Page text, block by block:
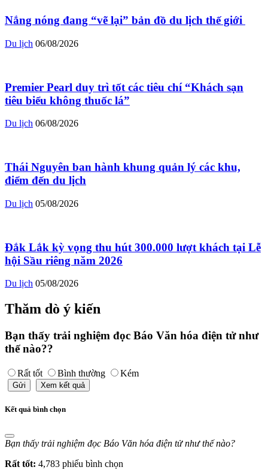
Nắng nóng đang “vẽ lại” bản đồ du lịch thế giới ​
Du lịch 06/08/2026
Premier Pearl duy trì tốt các tiêu chí “Khách sạn
tiêu biểu không thuốc lá”
Du lịch 06/08/2026
Thái Nguyên ban hành khung quản lý các khu,
điểm đến du lịch
Du lịch 05/08/2026
Đắk Lắk kỳ vọng thu hút 300.000 lượt khách tại Lễ
hội Sầu riêng năm 2026
Du lịch 05/08/2026
Thăm dò ý kiến
Bạn thấy trải nghiệm đọc Báo Văn hóa điện tử như
thế nào??
Rất tốt Bình thường Kém
Gửi Xem kết quả
Kết quả bình chọn
Bạn thấy trải nghiệm đọc Báo Văn hóa điện tử như thế nào?
Rất tốt: 4,783 phiếu bình chọn